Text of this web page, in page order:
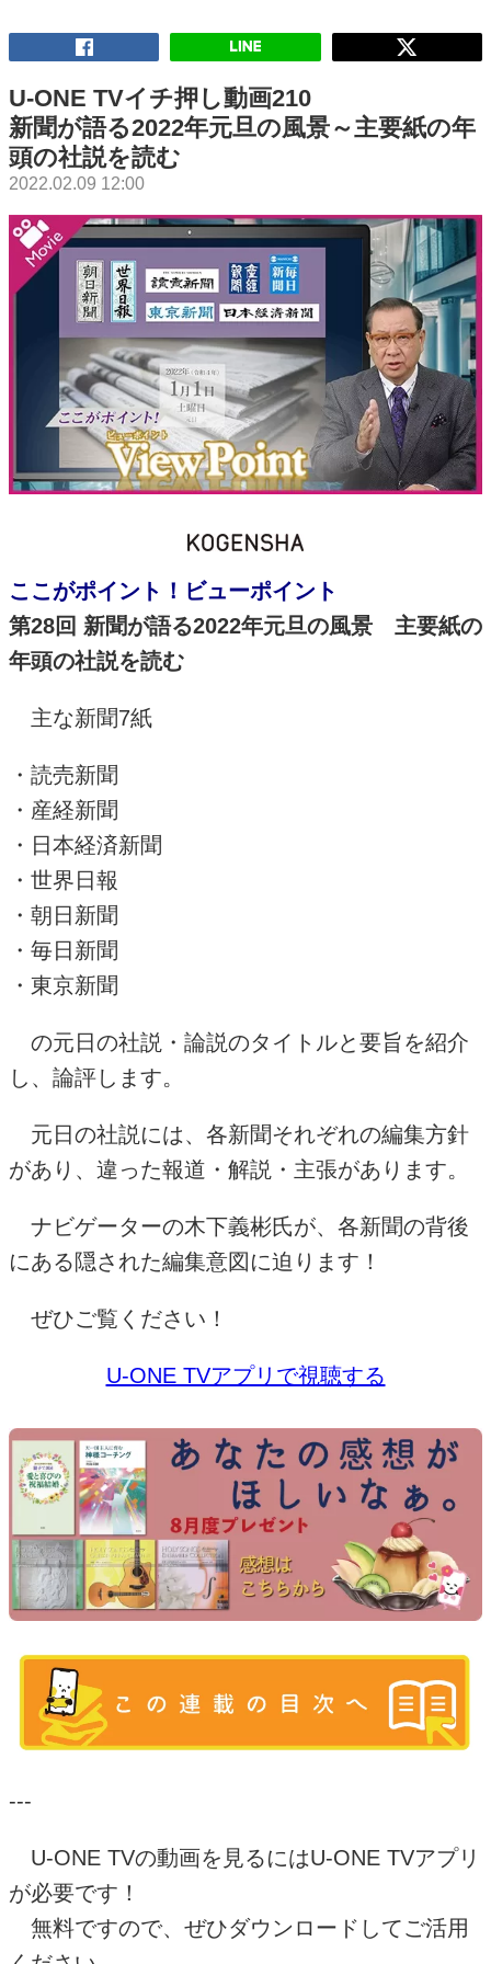
U-ONE TVイチ押し動画210
新聞が語る2022年元旦の風景～主要紙の年
頭の社説を読む
2022.02.09 12:00
ここがポイント！ビューポイント
第28回 新聞が語る2022年元旦の風景 主要紙の
年頭の社説を読む
主な新聞7紙
・読売新聞
・産経新聞
・日本経済新聞
・世界日報
・朝日新聞
・毎日新聞
・東京新聞
の元日の社説・論説のタイトルと要旨を紹介
し、論評します。
元日の社説には、各新聞それぞれの編集方針
があり、違った報道・解説・主張があります。
ナビゲーターの木下義彬氏が、各新聞の背後
にある隠された編集意図に迫ります！
ぜひご覧ください！
U-ONE TVアプリで視聴する
---
U-ONE TVの動画を見るにはU-ONE TVアプリ
が必要です！
無料ですので、ぜひダウンロードしてご活用